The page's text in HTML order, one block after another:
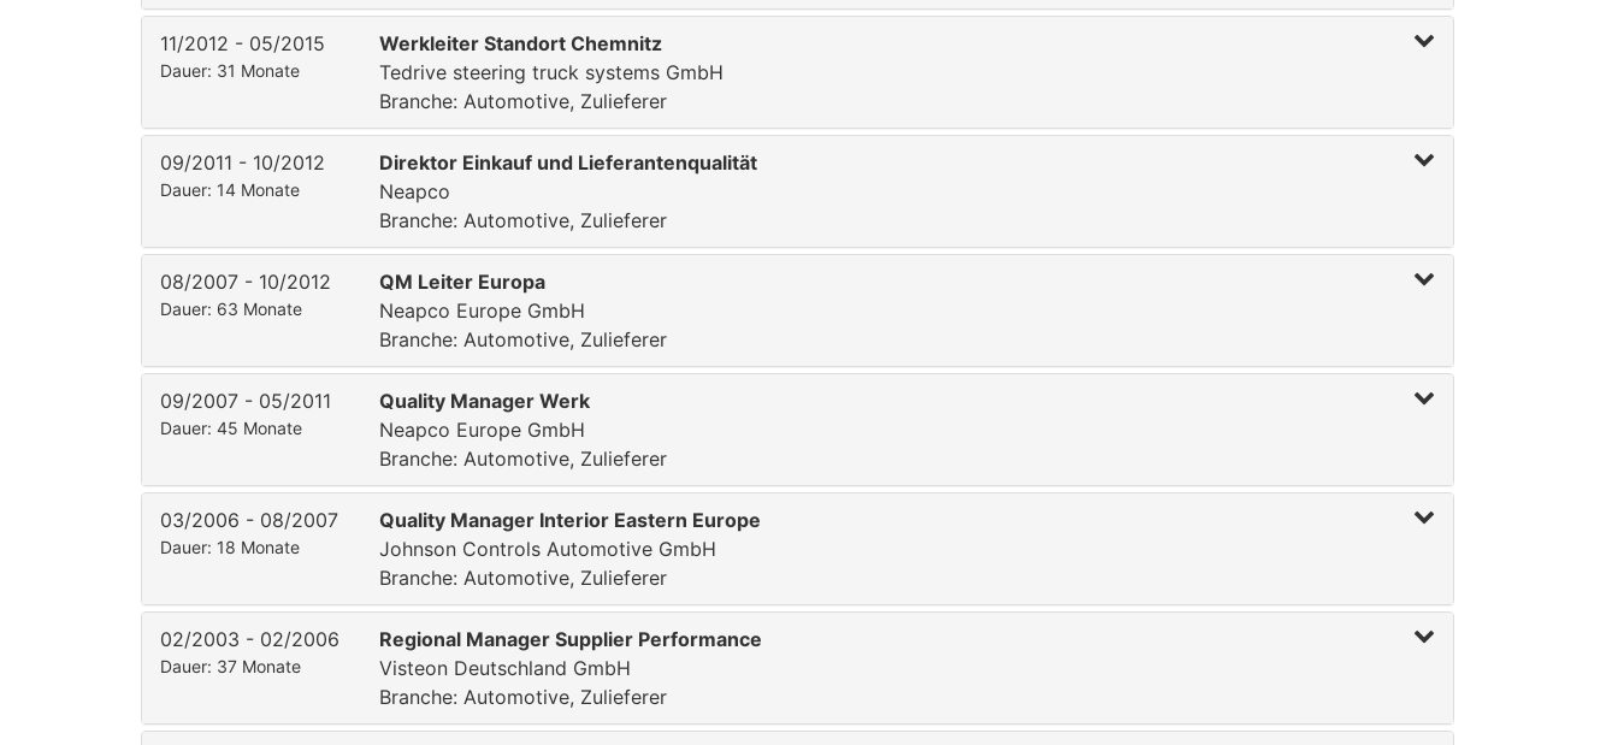
11/2012 - 05/2015
Dauer: 31 Monate
Werkleiter Standort Chemnitz
Tedrive steering truck systems GmbH
Branche: Automotive, Zulieferer
09/2011 - 10/2012
Dauer: 14 Monate
Direktor Einkauf und Lieferantenqualität
Neapco
Branche: Automotive, Zulieferer
08/2007 - 10/2012
Dauer: 63 Monate
QM Leiter Europa
Neapco Europe GmbH
Branche: Automotive, Zulieferer
09/2007 - 05/2011
Dauer: 45 Monate
Quality Manager Werk
Neapco Europe GmbH
Branche: Automotive, Zulieferer
03/2006 - 08/2007
Dauer: 18 Monate
Quality Manager Interior Eastern Europe
Johnson Controls Automotive GmbH
Branche: Automotive, Zulieferer
02/2003 - 02/2006
Dauer: 37 Monate
Regional Manager Supplier Performance
Visteon Deutschland GmbH
Branche: Automotive, Zulieferer